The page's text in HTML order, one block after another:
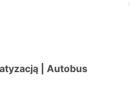
| Autobus